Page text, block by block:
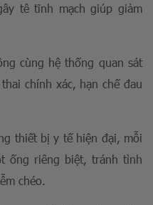
tê tĩnh mạch giúp giảm
cùng hệ thống quan sát
chính xác, hạn chế đau
thiết bị y tế hiện đại, mỗi
ống riêng biệt, tránh tình
chéo.